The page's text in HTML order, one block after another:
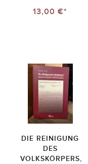
13,00 €*
DIE REINIGUNG
DES
VOLKSKÖRPERS,